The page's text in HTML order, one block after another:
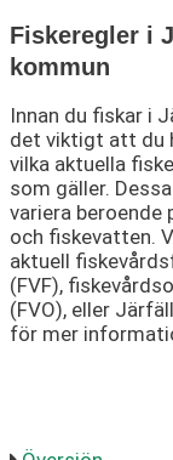
Fiskeregler i
kommun
Innan du fiskar i
det viktigt att du
vilka aktuella
som gäller.
variera beroende
och fiskevatten.
aktuell
(FVF),
(FVO), eller
för mer